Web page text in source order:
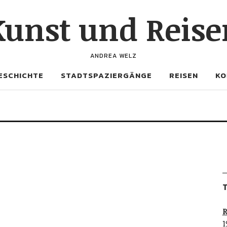
und
ANDREA WELZ
STADTSPAZIERGÄNGE REISEN